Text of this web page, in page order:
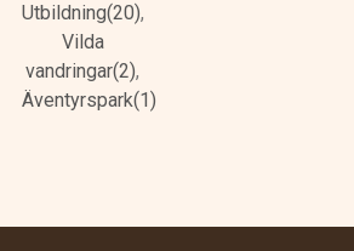
Utbildning(20),
Vilda
vandringar(2),
Äventyrspark(1)